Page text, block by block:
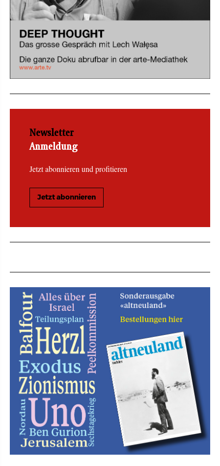
Newsletter
Anmeldung
Jetzt abonnieren und profitieren
Jetzt abonnieren